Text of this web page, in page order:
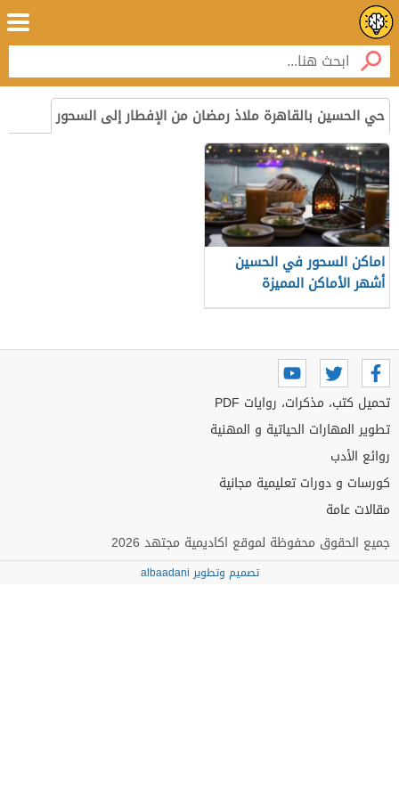
حي الحسين بالقاهرة ملاذ رمضان من الإفطار إلى السحور
اماكن السحور في الحسين
أشهر الأماكن المميزة
تحميل كتب، مذكرات، روايات PDF
تطوير المهارات الحياتية و المهنية
روائع الأدب
كورسات و دورات تعليمية مجانية
مقالات عامة
جميع الحقوق محفوظة لموقع اكاديمية مجتهد 2026
تصميم وتطوير albaadani